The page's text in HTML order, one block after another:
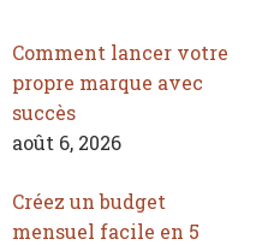
Comment lancer votre
propre marque avec
succès
août 6, 2026
Créez un budget
mensuel facile en 5